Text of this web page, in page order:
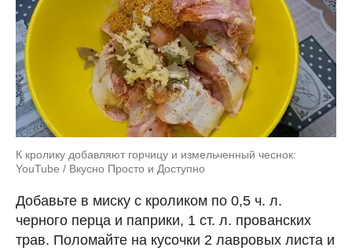
К кролику добавляют горчицу и измельченный чеснок:
YouTube / Вкусно Просто и Доступно
Добавьте в миску с кроликом по 0,5 ч. л.
черного перца и паприки, 1 ст. л. прованских
трав. Поломайте на кусочки 2 лавровых листа и